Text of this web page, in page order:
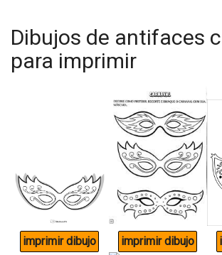
Dibujos de antifaces
para imprimir